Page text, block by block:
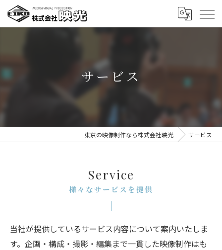
サービス
東京の映像制作なら株式会社映光 サービス
様々なサービスを提供
Service
当社が提供しているサービス内容について案内いたしま
す。企画・構成・撮影・編集まで一貫した映像制作はも